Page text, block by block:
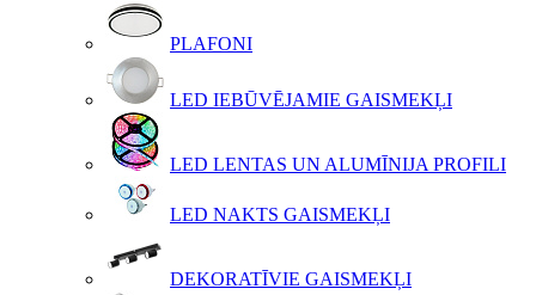
PLAFONI
LED IEBŪVĒJAMIE GAISMEKĻI
LED LENTAS UN ALUMĪNIJA PROFILI
LED NAKTS GAISMEKĻI
DEKORATĪVIE GAISMEKĻI